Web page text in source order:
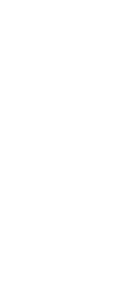
Enige het